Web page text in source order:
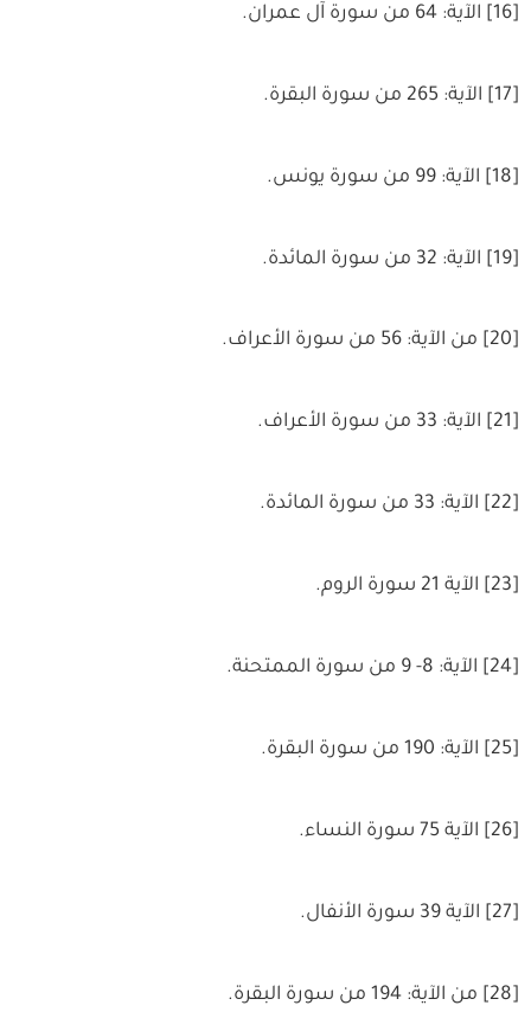
[16] الآية: 64 من سورة آل عمران.
[17] الآية: 265 من سورة البقرة.
[18] الآية: 99 من سورة يونس.
[20] من الآية: 56 من سورة الأعراف.
[21] الآية: 33 من سورة الأعراف.
[22] الآية: 33 من سورة المائدة.
[23] الآية 21 سورة الروم.
[24] الآية: 8- 9 من سورة الممتحنة.
[25] الآية: 190 من سورة البقرة.
[26] الآية 75 سورة النساء.
[27] الآية 39 سورة الأنفال.
[28] من الآية: 194 من سورة البقرة.